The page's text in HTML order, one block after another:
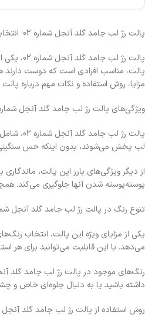
پالت رژ لب جامد گلد آنجل شماره 02؛ انتخابی خاص برای لب‌هایی جذاب
پالت، مناسب افرادی است که دوست دارند
مزایا، روش استفاده و نکات مهم درباره پالت رژ لب
ویژگی‌های پالت رژ لب جامد گلد آنجل شماره
پالت
لب پخش می‌شوند، بدون اینکه حس سنگینی
پوسته‌پوسته شدن آنها جلوگیری می‌کند.
تنوع رنگ در پالت رژ لب جامد گلد آنجل
یکی از مزایای ویژه این پالت، انتخاب
می‌دهد. با این قابلیت می‌توانید برای هر
داشته باشید یا به دنبال جلوه‌ای خاص و
روش استفاده از پالت رژ لب جامد گلد آنجل